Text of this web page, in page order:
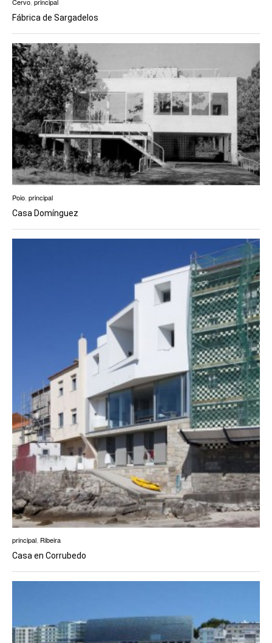
Cervo, principal
Fábrica de Sargadelos
Poio principal
Casa Domínguez
principal, Ribeira
Casa en Corrubedo